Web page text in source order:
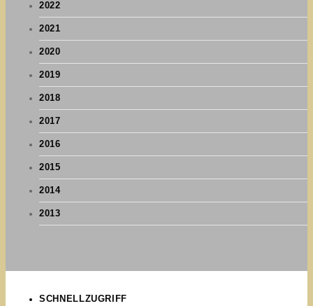
2022
2021
2020
2019
2018
2017
2016
2015
2014
2013
SCHNELLZUGRIFF